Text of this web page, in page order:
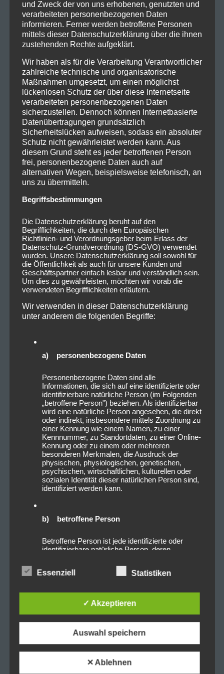
und Zweck der von uns erhobenen, genutzten und
verarbeiteten personenbezogenen Daten
informieren. Ferner werden betroffene Personen
mittels dieser Datenschutzerklärung über die ihnen
zustehenden Rechte aufgeklärt.
Wir haben als für die Verarbeitung Verantwortlicher
zahlreiche technische und organisatorische
Maßnahmen umgesetzt, um einen möglichst
lückenlosen Schutz der über diese Internetseite
verarbeiteten personenbezogenen Daten
sicherzustellen. Dennoch können Internetbasierte
Datenübertragungen grundsätzlich
Sicherheitslücken aufweisen, sodass ein absoluter
Schutz nicht gewährleistet werden kann. Aus
diesem Grund steht es jeder betroffenen Person
frei, personenbezogene Daten auch auf
alternativen Wegen, beispielsweise telefonisch, an
uns zu übermitteln.
Begriffsbestimmungen
Die Datenschutzerklärung beruht auf den
Begrifflichkeiten, die durch den Europäischen
Richtlinien- und Verordnungsgeber beim Erlass der
Datenschutz-Grundverordnung (DS-GVO) verwendet
wurden. Unsere Datenschutzerklärung soll sowohl für
die Öffentlichkeit als auch für unsere Kunden und
Geschäftspartner einfach lesbar und verständlich sein.
Um dies zu gewährleisten, möchten wir vorab die
verwendeten Begrifflichkeiten erläutern.
Wir verwenden in dieser Datenschutzerklärung
unter anderem die folgenden Begriffe:
a) personenbezogene Daten
Personenbezogene Daten sind alle
Informationen, die sich auf eine identifizierte oder
identifizierbare natürliche Person (im Folgenden
„betroffene Person") beziehen. Als identifizierbar
wird eine natürliche Person angesehen, die direkt
oder indirekt, insbesondere mittels Zuordnung zu
einer Kennung wie einem Namen, zu einer
Kennnummer, zu Standortdaten, zu einer Online-
Kennung oder zu einem oder mehreren
besonderen Merkmalen, die Ausdruck der
physischen, physiologischen, genetischen,
psychischen, wirtschaftlichen, kulturellen oder
sozialen Identität dieser natürlichen Person sind,
identifiziert werden kann.
b) betroffene Person
Betroffene Person ist jede identifizierte oder
identifizierbare natürliche Person, deren
Verarbeitung Verantwortlichen verarbeitet
werden.
c) Verarbeitung
Verarbeitung ist jeder mit oder ohne Hilfe
automatisierter Verfahren ausgeführte Vorgang
oder jede solche Vorgangsreihe im
Zusammenhang mit personenbezogenen Daten
wie das Erheben, das Erfassen, die
Essenziell Statistiken
✓ Akzeptieren
Auswahl speichern
✕ Ablehnen